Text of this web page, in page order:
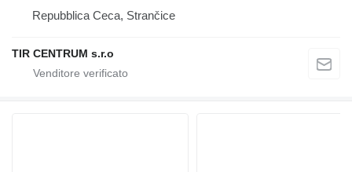
Repubblica Ceca, Strančice
TIR CENTRUM s.r.o